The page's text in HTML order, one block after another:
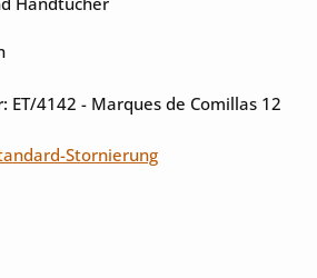
ET/4142 - Marques de Comillas 12
Stornierung